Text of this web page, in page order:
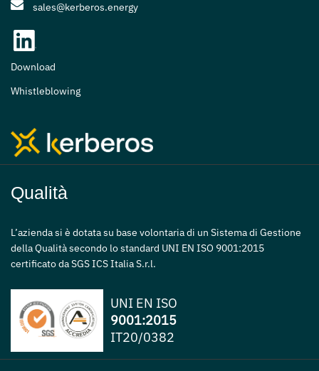
sales@kerberos.energy
Download
Whistleblowing
Qualità
L’azienda si è dotata su base volontaria di un Sistema di Gestione
della Qualità secondo lo standard UNI EN ISO 9001:2015
certificato da SGS ICS Italia S.r.l.
UNI EN ISO
9001:2015
IT20/0382